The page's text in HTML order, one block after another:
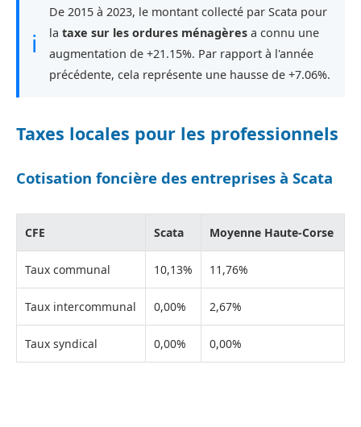
ℹ
De 2015 à 2023, le montant collecté par Scata pour
la taxe sur les ordures ménagères a connu une
augmentation de +21.15%. Par rapport à l'année
précédente, cela représente une hausse de +7.06%.
Taxes locales pour les professionnels
Cotisation foncière des entreprises à Scata
CFE Scata Moyenne Haute-Corse
Taux communal 10,13% 11,76%
Taux intercommunal 0,00% 2,67%
Taux syndical 0,00% 0,00%